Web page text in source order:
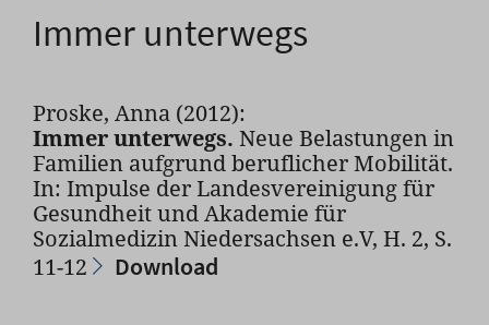
Immer unterwegs
Proske, Anna (2012):
Immer unterwegs. Neue Belastungen in
Familien aufgrund beruflicher Mobilität.
In: Impulse der Landesvereinigung für
Gesundheit und Akademie für
Sozialmedizin Niedersachsen e.V, H. 2, S.
11-12
Download